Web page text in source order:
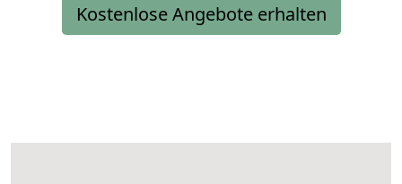
Kostenlose Angebote erhalten